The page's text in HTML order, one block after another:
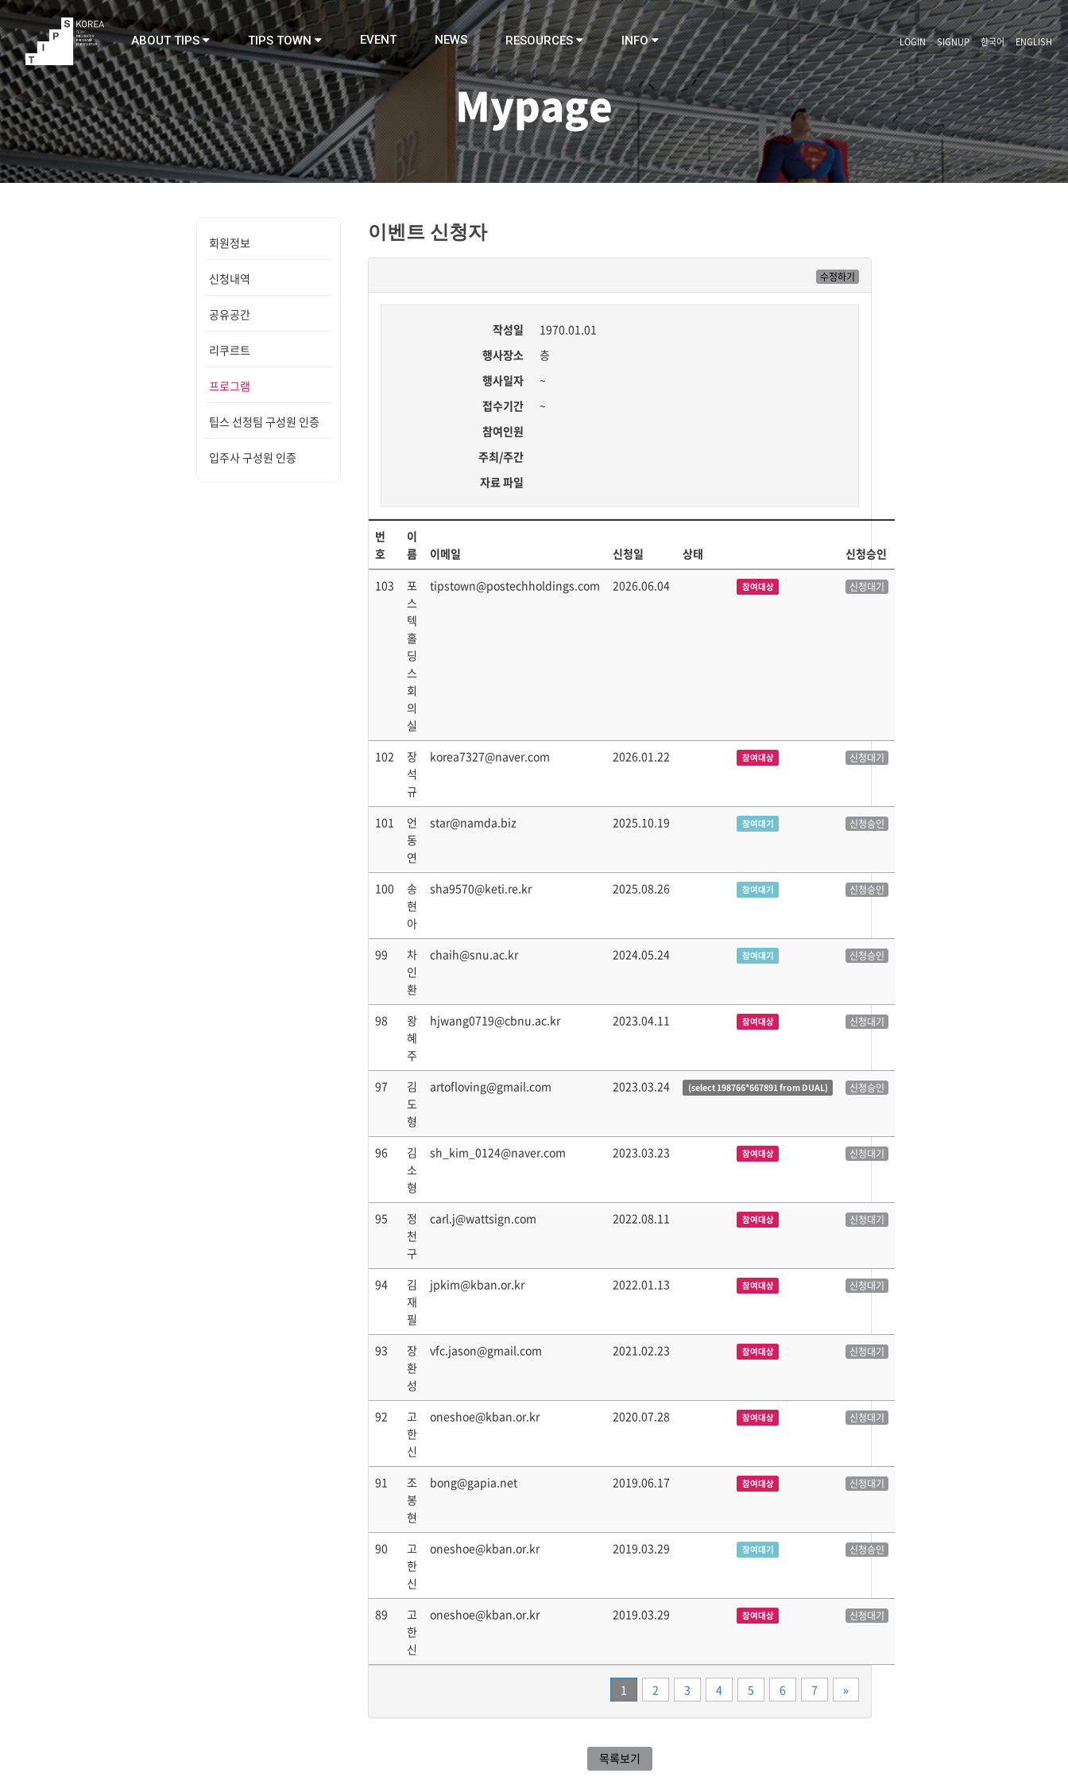
한국어 ENGLISH
LOGIN SIGNUP
TIPS
ABOUT TIPS TIPS TOWN EVENT NEWS RESOURCES INFO
Mypage
이벤트 신청자
수정하기
작성일
1970.01.01
행사장소
층
행사일자
~
접수기간
~
참여인원
주최/주간
자료 파일
번
호
이
름
이메일 신청일 상태
신청승인
103
포
스
텍
홀
딩
스
회
의
실
tipstown@postechholdings.com 2026.06.04 참여대상 신청대기
102
장
석
규
korea7327@naver.com 2026.01.22 참여대상 신청대기
101
언
동
연
star@namda.biz 2025.10.19 참여대기 신청승인
100
송
현
아
sha9570@keti.re.kr 2025.08.26 참여대기 신청승인
99
차
인
환
chaih@snu.ac.kr 2024.05.24 참여대기 신청승인
98
왕
혜
주
hjwang0719@cbnu.ac.kr 2023.04.11 참여대상 신청대기
97
김
도
형
artofloving@gmail.com 2023.03.24 (select 198766*667891 from DUAL) 신청승인
96
김
소
형
sh_kim_0124@naver.com 2023.03.23 참여대상 신청대기
95
정
천
구
carl.j@wattsign.com 2022.08.11 참여대상 신청대기
94
김
재
필
jpkim@kban.or.kr 2022.01.13 참여대상 신청대기
93
장
환
성
vfc.jason@gmail.com 2021.02.23 참여대상 신청대기
92
고
한
신
oneshoe@kban.or.kr 2020.07.28 참여대상 신청대기
91
조
봉
현
bong@gapia.net 2019.06.17 참여대상 신청대기
90
고
한
신
oneshoe@kban.or.kr 2019.03.29 참여대기 신청승인
89
고
한
신
oneshoe@kban.or.kr 2019.03.29 참여대상 신청대기
1 2 3 4 5 6 7 »끝
목록보기
회원정보
신청내역
공유공간
리쿠르트
프로그램
팁스 선정팀 구성원 인증
입주사 구성원 인증